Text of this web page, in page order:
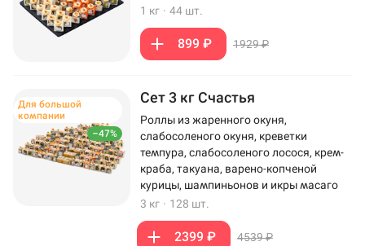
1 кг · 44 шт.
899 ₽ 1929 ₽
–47%
Для большой
компании
Сет 3 кг Счастья
Роллы из жаренного окуня,
слабосоленого окуня, креветки
темпура, слабосоленого лосося, крем-
краба, такуана, варено-копченой
курицы, шампиньонов и икры масаго
3 кг · 128 шт.
2399 ₽ 4539 ₽